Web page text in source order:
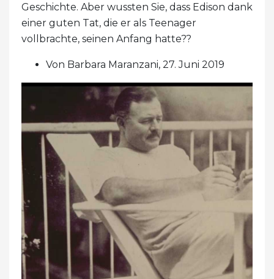
Geschichte. Aber wussten Sie, dass Edison dank
einer guten Tat, die er als Teenager
vollbrachte, seinen Anfang hatte??
Von Barbara Maranzani, 27. Juni 2019